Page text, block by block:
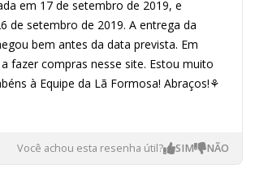
em 17 de setembro de 2019, e
de setembro de 2019. A entrega da
bem antes da data prevista. Em
fazer compras nesse site. Estou muito
à Equipe da Lã Formosa! Abraços!⚘
Você achou esta resenha útil?